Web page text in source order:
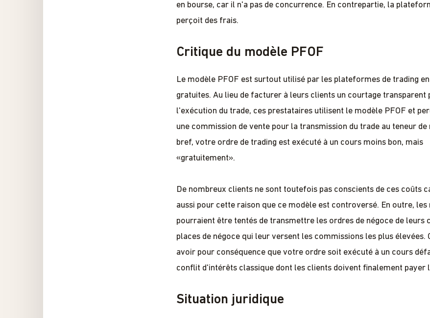
en bourse, car il n'a pas de concurrence. En contrepartie, la
perçoit des frais.
Critique du modèle PFOF
Le modèle PFOF est surtout utilisé par les plateformes de trading
gratuites. Au lieu de facturer à leurs clients un courtage transparent
l'exécution du trade, ces prestataires utilisent le modèle PFOF et
une commission de vente pour la transmission du trade au teneur de
bref, votre ordre de trading est exécuté à un cours moins bon, mais
«gratuitement».
De nombreux clients ne sont toutefois pas conscients de ces coûts
aussi pour cette raison que ce modèle est controversé. En outre,
pourraient être tentés de transmettre les ordres de négoce de leurs
places de négoce qui leur versent les commissions les plus élevées.
avoir pour conséquence que votre ordre soit exécuté à un cours
conflit d'intérêts classique dont les clients doivent finalement payer
Situation juridique